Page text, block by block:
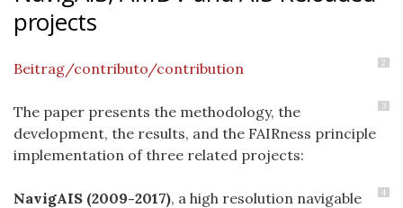
projects
2
Beitrag/contributo/contribution
3
The paper presents the methodology, the
development, the results, and the FAIRness principle
implementation of three related projects:
4
NavigAIS (2009-2017), a high resolution navigable